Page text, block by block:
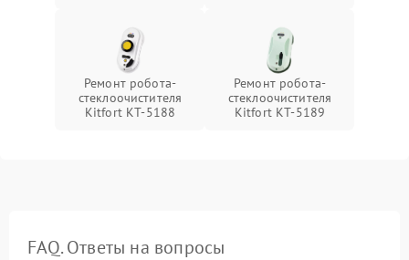
Ремонт робота-
стеклоочистителя
Kitfort КТ-5188
Ремонт робота-
стеклоочистителя
Kitfort КТ-5189
FAQ. Ответы на вопросы